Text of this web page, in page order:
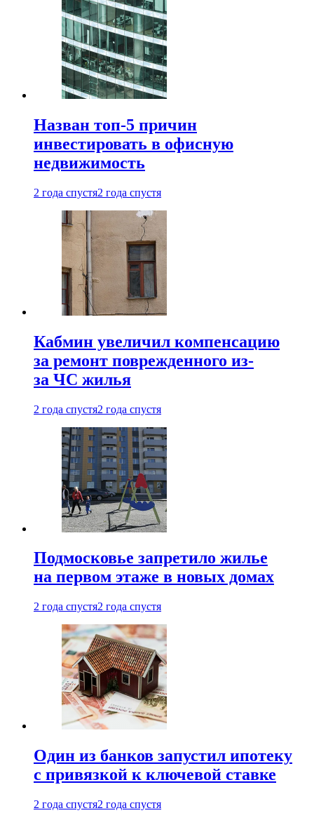
Назван топ-5 причин
инвестировать в офисную
недвижимость
2 года спустя2 года спустя
Кабмин увеличил компенсацию
за ремонт поврежденного из-
за ЧС жилья
2 года спустя2 года спустя
Подмосковье запретило жилье
на первом этаже в новых домах
2 года спустя2 года спустя
Один из банков запустил ипотеку
с привязкой к ключевой ставке
2 года спустя2 года спустя